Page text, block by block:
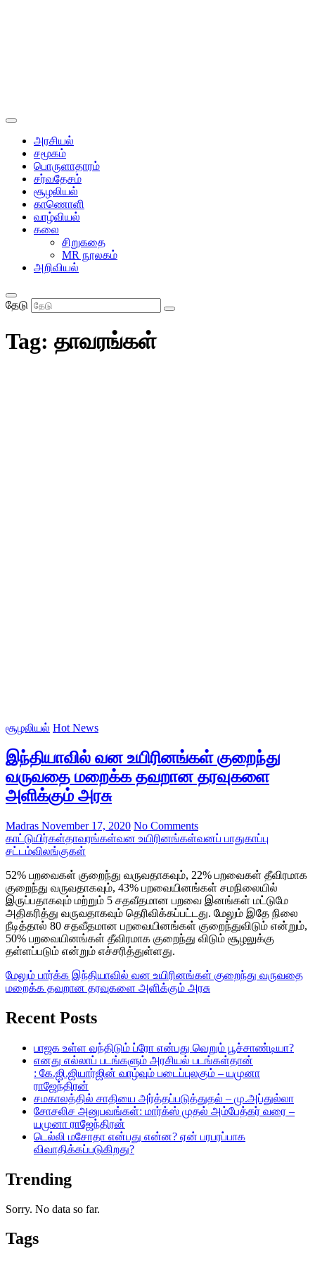
அரசியல்
சமூகம்
பொருளாதாரம்
சர்வதேசம்
சூழலியல்
காணொளி
வாழ்வியல்
கலை
சிறுகதை
MR நூலகம்
அறிவியல்
தேடு
Tag: தாவரங்கள்
சூழலியல் Hot News
இந்தியாவில் வன உயிரினங்கள் குறைந்து
வருவதை மறைக்க தவறான தரவுகளை
அளிக்கும் அரசு
Madras November 17, 2020 No Comments
காட்டுயிர்கள்தாவரங்கள்வன உயிரினங்கள்வனப் பாதுகாப்பு
சட்டம்விலங்குகள்
52% பறவைகள் குறைந்து வருவதாகவும், 22% பறவைகள் தீவிரமாக
குறைந்து வருவதாகவும், 43% பறவையினங்கள் சமநிலையில்
இருப்பதாகவும் மற்றும் 5 சதவீதமான பறவை இனங்கள் மட்டுமே
அதிகரித்து வருவதாகவும் தெரிவிக்கப்பட்டது. மேலும் இதே நிலை
நீடித்தால் 80 சதவீதமான பறவையினங்கள் குறைந்துவிடும் என்றும்,
50% பறவையினங்கள் தீவிரமாக குறைந்து விடும் சூழலுக்கு
தள்ளப்படும் என்றும் எச்சரித்துள்ளது.
மேலும் பார்க்க இந்தியாவில் வன உயிரினங்கள் குறைந்து வருவதை
மறைக்க தவறான தரவுகளை அளிக்கும் அரசு
Recent Posts
பாஜக உள்ள வந்திடும் ப்ரோ என்பது வெறும் பூச்சாண்டியா?
எனது எல்லாப் படங்களும் அரசியல் படங்கள்தான்
: கே.ஜி.ஜியார்ஜின் வாழ்வும் படைப்புலகும் – யமுனா
ராஜேந்திரன்
சமகாலத்தில் சாதியை அர்த்தப்படுத்துதல் – மு.அப்துல்லா
சோசலிச அனுபவங்கள்: மார்க்ஸ் முதல் அம்பேத்கர் வரை –
யமுனா ராஜேந்திரன்
டெல்லி மசோதா என்பது என்ன? ஏன் பரபரப்பாக
விவாதிக்கப்படுகிறது?
Trending
Sorry. No data so far.
Tags